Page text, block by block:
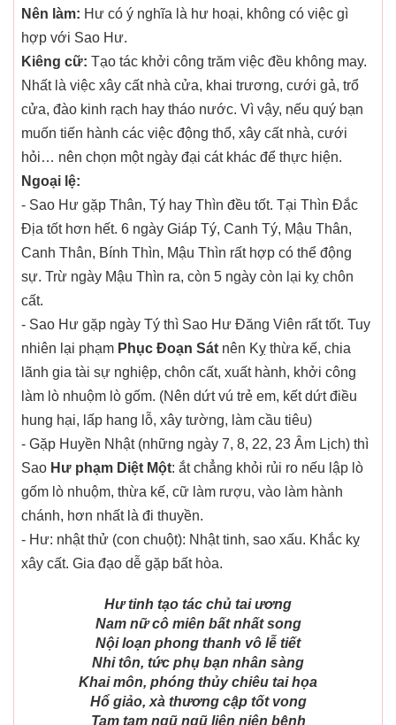
Nên làm: Hư có ý nghĩa là hư hoại, không có việc gì
hợp với Sao Hư.
Kiêng cữ: Tạo tác khởi công trăm việc đều không may.
Nhất là việc xây cất nhà cửa, khai trương, cưới gả, trổ
cửa, đào kinh rạch hay tháo nước. Vì vậy, nếu quý bạn
muốn tiến hành các việc động thổ, xây cất nhà, cưới
hỏi… nên chọn một ngày đại cát khác để thực hiện.
Ngoại lệ:
- Sao Hư gặp Thân, Tý hay Thìn đều tốt. Tại Thìn Đắc
Địa tốt hơn hết. 6 ngày Giáp Tý, Canh Tý, Mậu Thân,
Canh Thân, Bính Thìn, Mậu Thìn rất hợp có thể động
sự. Trừ ngày Mậu Thìn ra, còn 5 ngày còn lại kỵ chôn
cất.
- Sao Hư gặp ngày Tý thì Sao Hư Đăng Viên rất tốt. Tuy
nhiên lại phạm Phục Đoạn Sát nên Kỵ thừa kế, chia
lãnh gia tài sự nghiệp, chôn cất, xuất hành, khởi công
làm lò nhuộm lò gốm. (Nên dứt vú trẻ em, kết dứt điều
hung hại, lấp hang lỗ, xây tường, làm cầu tiêu)
- Gặp Huyền Nhật (những ngày 7, 8, 22, 23 Âm Lịch) thì
Sao Hư phạm Diệt Một: ắt chẳng khỏi rủi ro nếu lập lò
gốm lò nhuộm, thừa kế, cữ làm rượu, vào làm hành
chánh, hơn nhất là đi thuyền.
- Hư: nhật thử (con chuột): Nhật tinh, sao xấu. Khắc kỵ
xây cất. Gia đạo dễ gặp bất hòa.
Hư tinh tạo tác chủ tai ương
Nam nữ cô miên bất nhất song
Nội loạn phong thanh vô lễ tiết
Nhi tôn, tức phụ bạn nhân sàng
Khai môn, phóng thủy chiêu tai họa
Hổ giảo, xà thương cập tốt vong
Tam tam ngũ ngũ liên niên bệnh